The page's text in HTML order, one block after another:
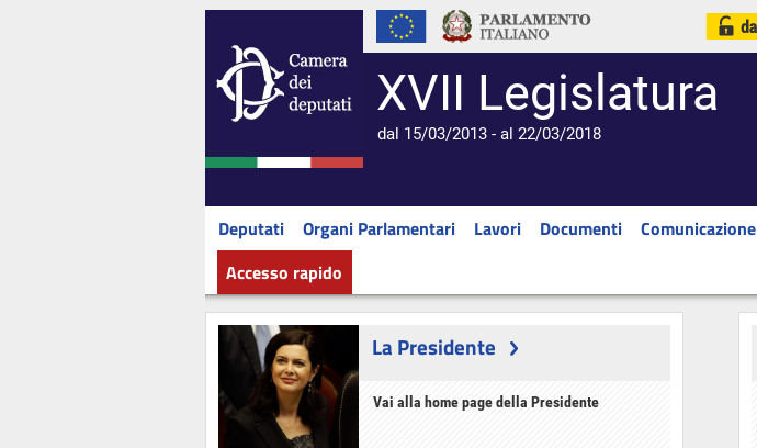
XVII Legislatura
dal 15/03/2013 - al 22/03/2018
Deputati Organi Parlamentari Lavori Documenti Comunicazione
Accesso rapido
La Presidente
Vai alla home page della Presidente